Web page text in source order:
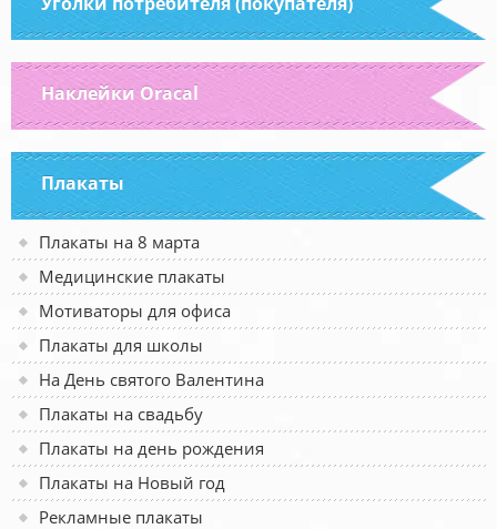
Наклейки Oracal
Плакаты
Плакаты на 8 марта
Медицинские плакаты
Мотиваторы для офиса
Плакаты для школы
На День святого Валентина
Плакаты на свадьбу
Плакаты на день рождения
Плакаты на Новый год
Рекламные плакаты